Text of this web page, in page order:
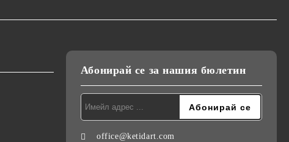
Абонирай се за нашия бюлетин
office@ketidart.com